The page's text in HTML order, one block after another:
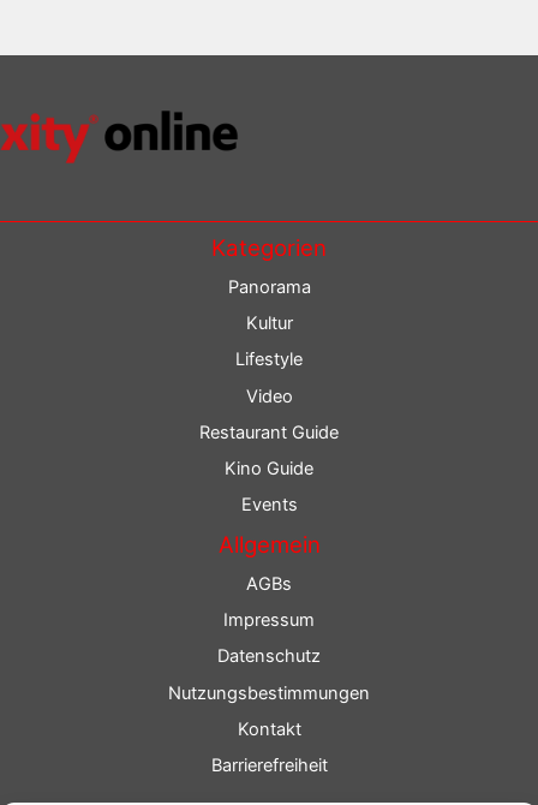
Kategorien
Panorama
Kultur
Lifestyle
Video
Restaurant Guide
Kino Guide
Events
Allgemein
AGBs
Impressum
Datenschutz
Nutzungsbestimmungen
Kontakt
Barrierefreiheit